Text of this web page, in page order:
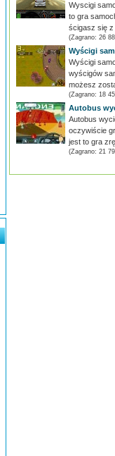
Wyscigi
to gra
ścigasz się z
(Zagrano: 26
Wyścigi
Wyścigi
wyścigów
możesz
(Zagrano: 18
Autobus
Autobus
oczywiście
jest to gra
(Zagrano: 21